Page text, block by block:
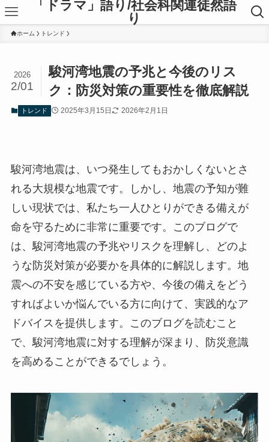
「ドラマ」語り/社会科関連徒然語
り
ホーム トレンド
駿河湾地震の予兆と今後のリス
ク：防災対策の重要性を徹底解説
2026
2/01
トレンド 2025年3月15日 2026年2月1日
駿河湾地震は、いつ発生してもおかしくないとさ
れる大規模な地震です。しかし、地震の予知が難
しい現状では、私たち一人ひとりができる備えが
命を守るために非常に重要です。このブログで
は、駿河湾地震の予兆やリスクを理解し、どのよ
うな防災対策が必要かを具体的に解説します。地
震への不安を感じている方や、今後の備えをどう
すればよいか悩んでいる方に向けて、実践的なア
ドバイスを提供します。このブログを読むこと
で、駿河湾地震に対する理解が深まり、防災意識
を高めることができるでしょう。